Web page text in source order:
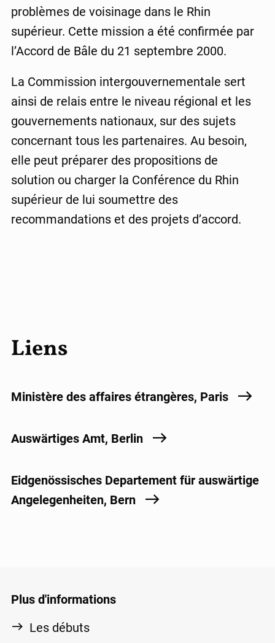
problèmes de voisinage dans le Rhin
supérieur. Cette mission a été confirmée par
l’Accord de Bâle du 21 septembre 2000.
La Commission intergouvernementale sert
ainsi de relais entre le niveau régional et les
gouvernements nationaux, sur des sujets
concernant tous les partenaires. Au besoin,
elle peut préparer des propositions de
solution ou charger la Conférence du Rhin
supérieur de lui soumettre des
recommandations et des projets d’accord.
Liens
Ministère des affaires étrangères, Paris
Auswärtiges Amt, Berlin
Eidgenössisches Departement für auswärtige
Angelegenheiten, Bern
Plus d'informations
Les débuts